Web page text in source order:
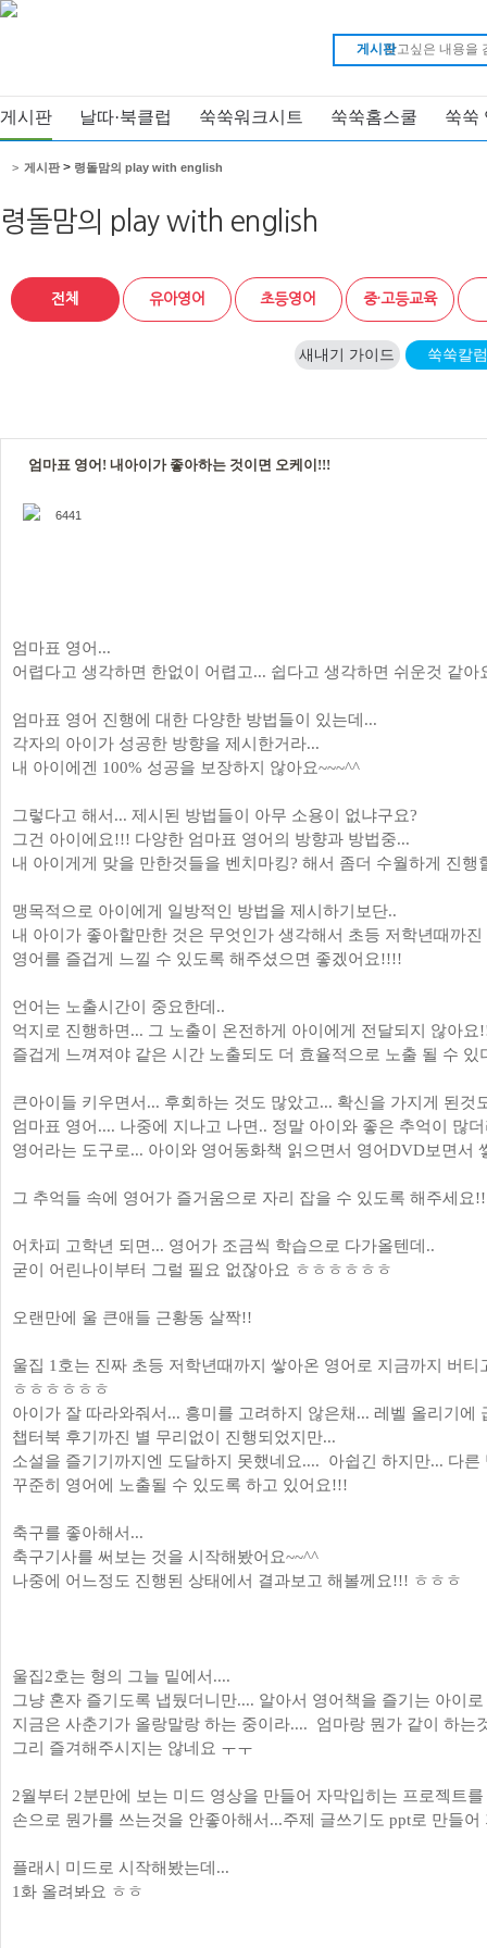
게시판
게시판 날따·북클럽 쑥쑥워크시트 쑥쑥홈스쿨 쑥쑥
령돌맘의 play with english
> 게시판> 령돌맘의 play with english
전체 유아영어 초등영어 중·고등교육
새내기 가이드 쑥쑥칼럼
엄마표 영어! 내아이가 좋아하는 것이면 오케이!!!
6441
엄마표 영어...
어렵다고 생각하면 한없이 어렵고... 쉽다고 생각하면 쉬운것 같아
엄마표 영어 진행에 대한 다양한 방법들이 있는데...
각자의 아이가 성공한 방향을 제시한거라...
내 아이에겐 100% 성공을 보장하지 않아요~~~^^
그렇다고 해서... 제시된 방법들이 아무 소용이 없냐구요?
그건 아이에요!!! 다양한 엄마표 영어의 방향과 방법중...
내 아이게게 맞을 만한것들을 벤치마킹? 해서 좀더 수월하게 진행
맹목적으로 아이에게 일방적인 방법을 제시하기보단..
내 아이가 좋아할만한 것은 무엇인가 생각해서 초등 저학년때까진
영어를 즐겁게 느낄 수 있도록 해주셨으면 좋겠어요!!!!
언어는 노출시간이 중요한데..
억지로 진행하면... 그 노출이 온전하게 아이에게 전달되지 않아요
즐겁게 느껴져야 같은 시간 노출되도 더 효율적으로 노출 될 수 있
큰아이들 키우면서... 후회하는 것도 많았고... 확신을 가지게 된것
엄마표 영어.... 나중에 지나고 나면.. 정말 아이와 좋은 추억이 많
영어라는 도구로... 아이와 영어동화책 읽으면서 영어DVD보면서
그 추억들 속에 영어가 즐거움으로 자리 잡을 수 있도록 해주세요
어차피 고학년 되면... 영어가 조금씩 학습으로 다가올텐데..
굳이 어린나이부터 그럴 필요 없잖아요 ㅎㅎㅎㅎㅎㅎ
오랜만에 울 큰애들 근황동 살짝!!
울집 1호는 진짜 초등 저학년때까지 쌓아온 영어로 지금까지 버티
ㅎㅎㅎㅎㅎㅎ
아이가 잘 따라와줘서... 흥미를 고려하지 않은채... 레벨 올리기에
챕터북 후기까진 별 무리없이 진행되었지만...
소설을 즐기기까지엔 도달하지 못했네요.... 아쉽긴 하지만... 다른
꾸준히 영어에 노출될 수 있도록 하고 있어요!!!
축구를 좋아해서...
축구기사를 써보는 것을 시작해봤어요~~^^
나중에 어느정도 진행된 상태에서 결과보고 해볼께요!!! ㅎㅎㅎ
울집2호는 형의 그늘 밑에서....
그냥 혼자 즐기도록 냅뒀더니만.... 알아서 영어책을 즐기는 아이
지금은 사춘기가 올랑말랑 하는 중이라.... 엄마랑 뭔가 같이 하는
그리 즐겨해주시지는 않네요 ㅜㅜ
2월부터 2분만에 보는 미드 영상을 만들어 자막입히는 프로젝트
손으로 뭔가를 쓰는것을 안좋아해서...주제 글쓰기도 ppt로 만들
플래시 미드로 시작해봤는데...
1화 올려봐요 ㅎㅎ